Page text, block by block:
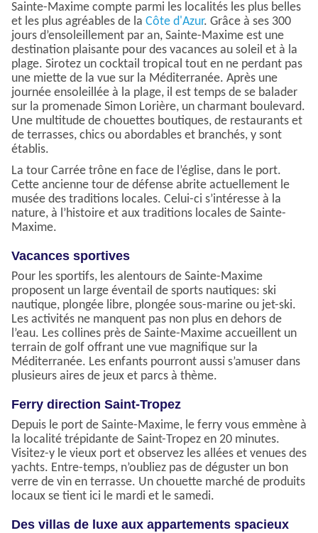
Sainte-Maxime compte parmi les localités les plus belles
et les plus agréables de la Côte d'Azur. Grâce à ses 300
jours d’ensoleillement par an, Sainte-Maxime est une
destination plaisante pour des vacances au soleil et à la
plage. Sirotez un cocktail tropical tout en ne perdant pas
une miette de la vue sur la Méditerranée. Après une
journée ensoleillée à la plage, il est temps de se balader
sur la promenade Simon Lorière, un charmant boulevard.
Une multitude de chouettes boutiques, de restaurants et
de terrasses, chics ou abordables et branchés, y sont
établis.
La tour Carrée trône en face de l’église, dans le port.
Cette ancienne tour de défense abrite actuellement le
musée des traditions locales. Celui-ci s’intéresse à la
nature, à l’histoire et aux traditions locales de Sainte-
Maxime.
Vacances sportives
Pour les sportifs, les alentours de Sainte-Maxime
proposent un large éventail de sports nautiques: ski
nautique, plongée libre, plongée sous-marine ou jet-ski.
Les activités ne manquent pas non plus en dehors de
l’eau. Les collines près de Sainte-Maxime accueillent un
terrain de golf offrant une vue magnifique sur la
Méditerranée. Les enfants pourront aussi s’amuser dans
plusieurs aires de jeux et parcs à thème.
Ferry direction Saint-Tropez
Depuis le port de Sainte-Maxime, le ferry vous emmène à
la localité trépidante de Saint-Tropez en 20 minutes.
Visitez-y le vieux port et observez les allées et venues des
yachts. Entre-temps, n’oubliez pas de déguster un bon
verre de vin en terrasse. Un chouette marché de produits
locaux se tient ici le mardi et le samedi.
Des villas de luxe aux appartements spacieux